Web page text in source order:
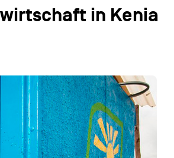
in Kenia